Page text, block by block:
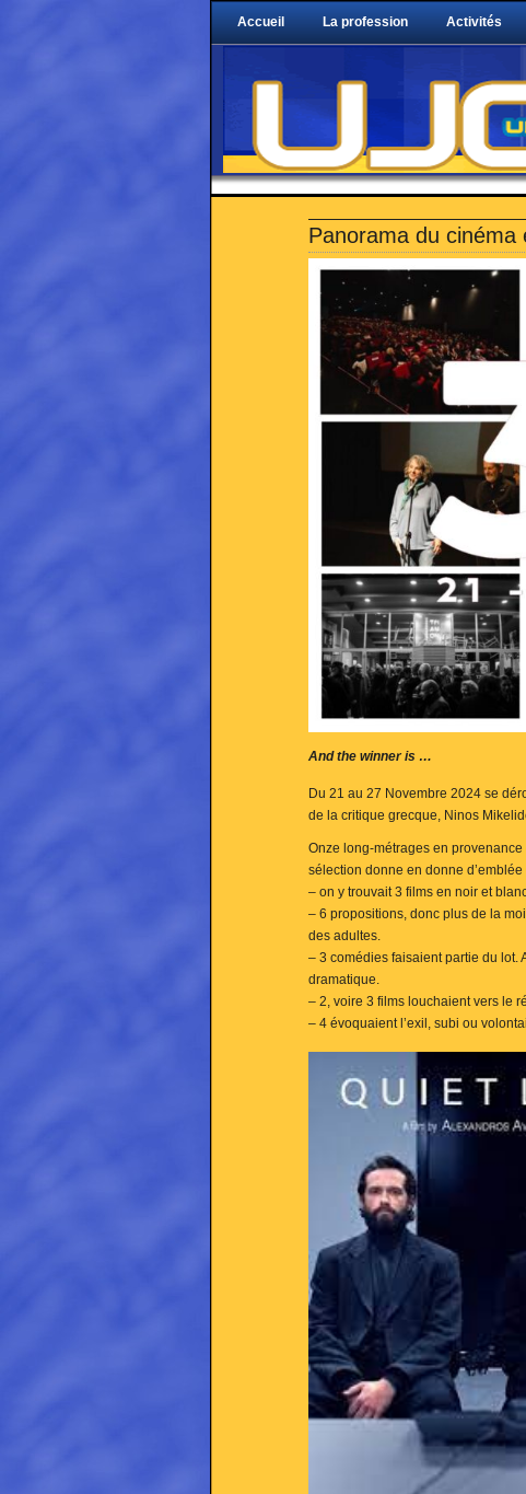
Accueil La profession Activités
Panorama du cinéma
And the winner is …
Du 21 au 27 Novembre 2024 se
de la critique grecque, Ninos
Onze long-métrages en provenance
sélection donne en donne
– on y trouvait 3 films en noir et
– 6 propositions, donc plus de la
des adultes.
– 3 comédies faisaient partie du lot.
dramatique.
– 2, voire 3 films louchaient vers le
– 4 évoquaient l’exil, subi ou